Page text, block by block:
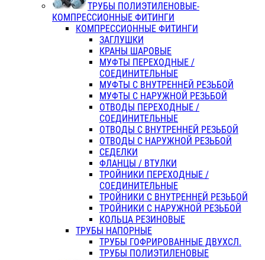
ТРУБЫ ПОЛИЭТИЛЕНОВЫЕ-
КОМПРЕССИОННЫЕ ФИТИНГИ
КОМПРЕССИОННЫЕ ФИТИНГИ
ЗАГЛУШКИ
КРАНЫ ШАРОВЫЕ
МУФТЫ ПЕРЕХОДНЫЕ /
СОЕДИНИТЕЛЬНЫЕ
МУФТЫ С ВНУТРЕННЕЙ РЕЗЬБОЙ
МУФТЫ С НАРУЖНОЙ РЕЗЬБОЙ
ОТВОДЫ ПЕРЕХОДНЫЕ /
СОЕДИНИТЕЛЬНЫЕ
ОТВОДЫ С ВНУТРЕННЕЙ РЕЗЬБОЙ
ОТВОДЫ С НАРУЖНОЙ РЕЗЬБОЙ
СЕДЕЛКИ
ФЛАНЦЫ / ВТУЛКИ
ТРОЙНИКИ ПЕРЕХОДНЫЕ /
СОЕДИНИТЕЛЬНЫЕ
ТРОЙНИКИ С ВНУТРЕННЕЙ РЕЗЬБОЙ
ТРОЙНИКИ С НАРУЖНОЙ РЕЗЬБОЙ
КОЛЬЦА РЕЗИНОВЫЕ
ТРУБЫ НАПОРНЫЕ
ТРУБЫ ГОФРИРОВАННЫЕ ДВУХСЛ.
ТРУБЫ ПОЛИЭТИЛЕНОВЫЕ